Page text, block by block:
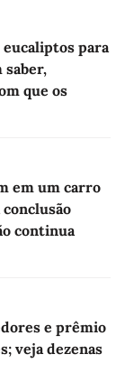
para
saber,
que os
em um carro
continua
e prêmio
veja dezenas